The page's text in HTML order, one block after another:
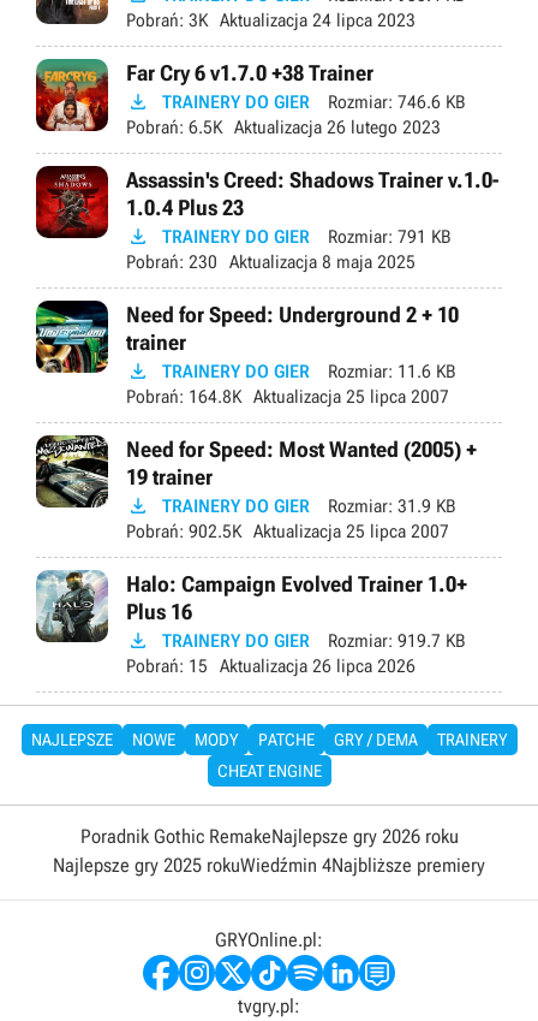
Pobrań: 3K Aktualizacja 24 lipca 2023
Far Cry 6 v1.7.0 +38 Trainer
 TRAINERY DO GIER Rozmiar: 746.6 KB
Pobrań: 6.5K Aktualizacja 26 lutego 2023
Assassin's Creed: Shadows Trainer v.1.0-
1.0.4 Plus 23
 TRAINERY DO GIER Rozmiar: 791 KB
Pobrań: 230 Aktualizacja 8 maja 2025
Need for Speed: Underground 2 + 10
trainer
 TRAINERY DO GIER Rozmiar: 11.6 KB
Pobrań: 164.8K Aktualizacja 25 lipca 2007
Need for Speed: Most Wanted (2005) +
19 trainer
 TRAINERY DO GIER Rozmiar: 31.9 KB
Pobrań: 902.5K Aktualizacja 25 lipca 2007
Halo: Campaign Evolved Trainer 1.0+
Plus 16
 TRAINERY DO GIER Rozmiar: 919.7 KB
Pobrań: 15 Aktualizacja 26 lipca 2026
NAJLEPSZE NOWE MODY PATCHE GRY / DEMA
TRAINERY
CHEAT ENGINE
Poradnik Gothic RemakeNajlepsze gry 2026 roku
Najlepsze gry 2025 rokuWiedźmin 4Najbliższe premiery
GRYOnline.pl:
tvgry.pl: